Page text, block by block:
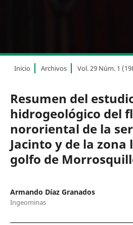
Inicio Archivos Vol. 29 Núm. 1
Resumen del
hidrogeológico del
nororiental de la
Jacinto y de la
golfo de
Armando Díaz Granados
Ingeominas